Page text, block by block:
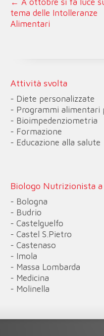
← A ottobre si fa luce
tema delle Intolleranze
Alimentari
Attività svolta
- Diete personalizzate
- Programmi alimentari
- Bioimpedenziometria
- Formazione
- Educazione alla salute
Biologo Nutrizionista a
- Bologna
- Budrio
- Castelguelfo
- Castel S.Pietro
- Castenaso
- Imola
- Massa Lombarda
- Medicina
- Molinella